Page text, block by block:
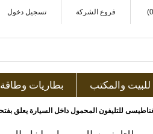
فروع الشركة تسجيل دخول
للبيت والمكتب بطاريات وطاقة